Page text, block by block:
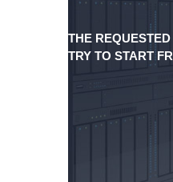
THE
TRY TO START